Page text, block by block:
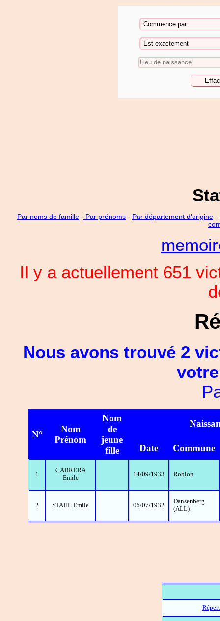
Par noms de famille - Par prénoms - Par département d'origine -
Il y a actuellement 651
Nous avons trouvé 2
N°
Nom
Prénom
Nom
de
jeune
fille
Date Commune
1
CABRERA
Emile
14/09/1933 Robion
2 STAHL Emile 05/07/1932
Dansenberg
(ALL)